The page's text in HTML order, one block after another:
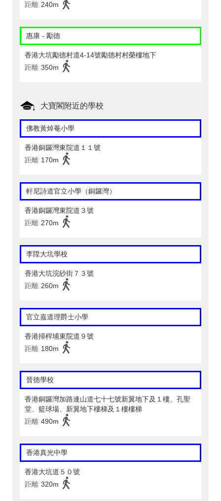
距離 240m
惠康 - 勵德
香港大坑勵德村道4-14號勵德村村榮樓地下
距離 350m
大寶閣附近的學校
佛教黃焯菴小學
香港銅鑼灣東院道１１號
距離 170m
軒尼詩道官立小學（銅鑼灣）
香港銅鑼灣東院道３號
距離 270m
李陞大坑學校
香港大坑浣紗街７３號
距離 260m
官立嘉道理爵士小學
香港掃桿埔東院道９號
距離 180m
晉德學校
香港銅鑼灣加路連山道七十七號新翼地下及１樓、孔聖
堂、籃球場、新翼地下樓梯及１樓樓梯
距離 490m
香港真光中學
香港大坑道５０號
距離 320m